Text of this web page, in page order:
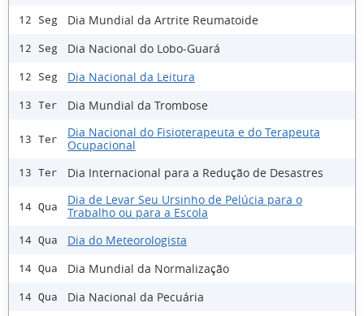
12 Seg Dia Mundial da Artrite Reumatoide
12 Seg Dia Nacional do Lobo-Guará
12 Seg Dia Nacional da Leitura
13 Ter Dia Mundial da Trombose
13 Ter
Dia Nacional do Fisioterapeuta e do Terapeuta
Ocupacional
13 Ter Dia Internacional para a Redução de Desastres
14 Qua
Dia de Levar Seu Ursinho de Pelúcia para o
Trabalho ou para a Escola
14 Qua Dia do Meteorologista
14 Qua Dia Mundial da Normalização
14 Qua Dia Nacional da Pecuária